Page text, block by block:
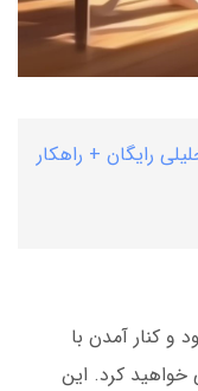
رایگان + راهکار
و کنار آمدن با
کرد. این